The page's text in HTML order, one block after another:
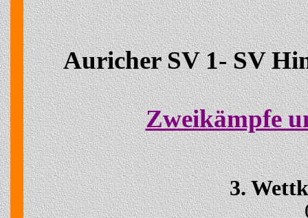
Auricher SV 1- SV
Zweikämpfe
3.